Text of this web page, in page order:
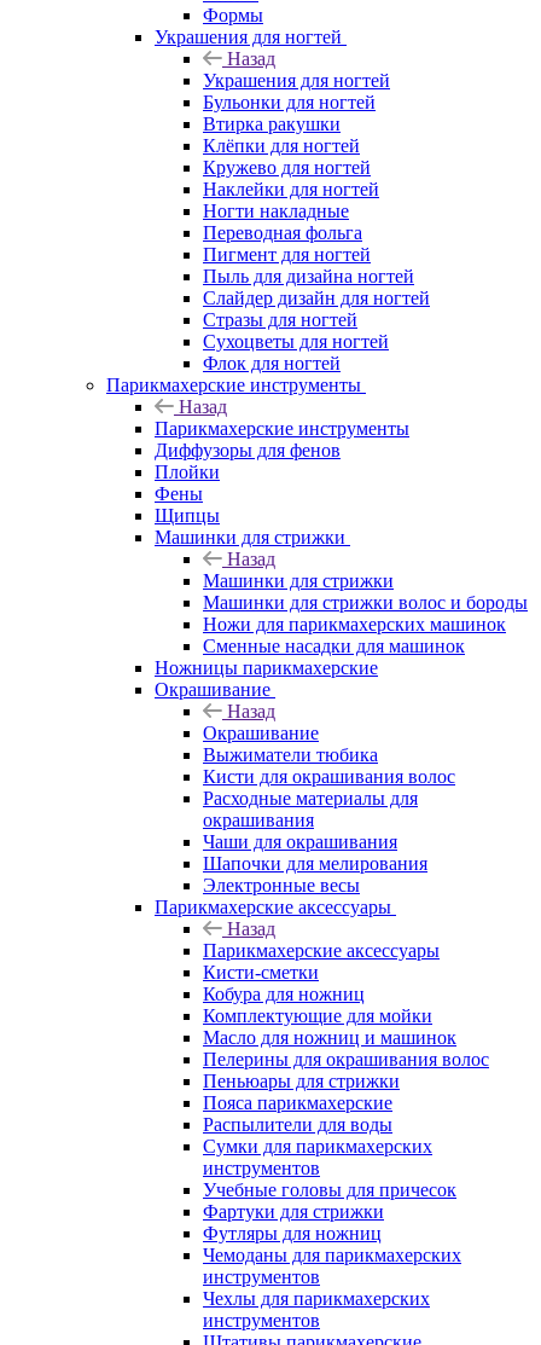
Формы
Украшения для ногтей
Назад
Украшения для ногтей
Бульонки для ногтей
Втирка ракушки
Клёпки для ногтей
Кружево для ногтей
Наклейки для ногтей
Ногти накладные
Переводная фольга
Пигмент для ногтей
Пыль для дизайна ногтей
Слайдер дизайн для ногтей
Стразы для ногтей
Сухоцветы для ногтей
Флок для ногтей
Парикмахерские инструменты
Назад
Парикмахерские инструменты
Диффузоры для фенов
Плойки
Фены
Щипцы
Машинки для стрижки
Назад
Машинки для стрижки
Машинки для стрижки волос и бороды
Ножи для парикмахерских машинок
Сменные насадки для машинок
Ножницы парикмахерские
Окрашивание
Назад
Окрашивание
Выжиматели тюбика
Кисти для окрашивания волос
Расходные материалы для
окрашивания
Чаши для окрашивания
Шапочки для мелирования
Электронные весы
Парикмахерские аксессуары
Назад
Парикмахерские аксессуары
Кисти-сметки
Кобура для ножниц
Комплектующие для мойки
Масло для ножниц и машинок
Пелерины для окрашивания волос
Пеньюары для стрижки
Пояса парикмахерские
Распылители для воды
Сумки для парикмахерских
инструментов
Учебные головы для причесок
Фартуки для стрижки
Футляры для ножниц
Чемоданы для парикмахерских
инструментов
Чехлы для парикмахерских
инструментов